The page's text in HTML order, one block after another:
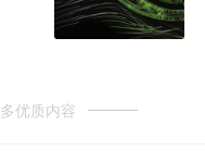
优质内容